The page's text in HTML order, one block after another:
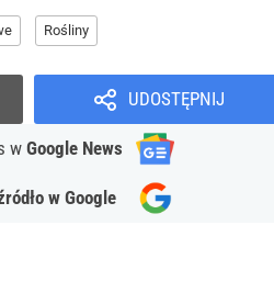
Rośliny
UDOSTĘPNIJ
w Google News
w Google